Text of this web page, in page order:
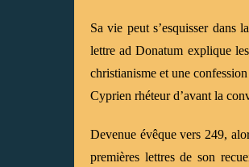
Sa vie peut s’esquisser dans
lettre ad Donatum explique
christianisme et une
Cyprien rhéteur d’avant la
Devenue évêque vers 249,
premières lettres de son